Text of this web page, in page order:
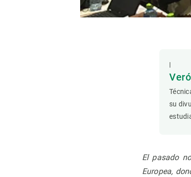
su
El pasado
Europea,
Funcionamiento de los ecosistemas